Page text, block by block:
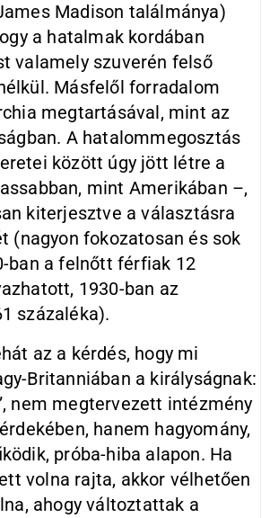
Madison találmánya)
a hatalmak kordában
valamely szuverén felső
Másfelől forradalom
megtartásával, mint az
A hatalommegosztás
között úgy jött létre a
mint Amerikában –,
kiterjesztve a választásra
(nagyon fokozatosan és sok
ban a felnőtt férfiak 12
1930-ban az
százaléka).
az a kérdés, hogy mi
Britanniában a királyságnak:
nem megtervezett intézmény
hanem hagyomány,
próba-hiba alapon. Ha
volna rajta, akkor vélhetően
ahogy változtattak a